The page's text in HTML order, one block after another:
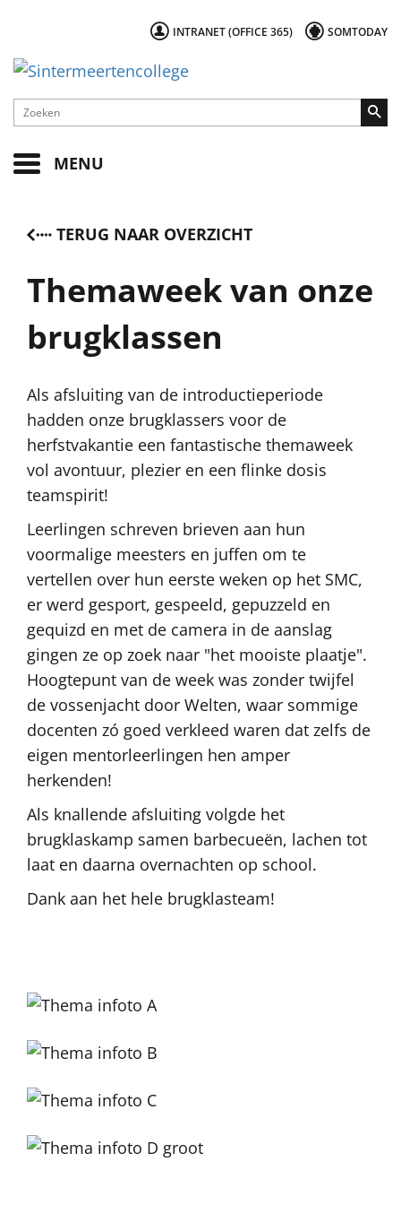
INTRANET (OFFICE 365) SOMTODAY
MENU
TERUG NAAR OVERZICHT
Themaweek van onze
brugklassen
Als afsluiting van de introductieperiode
hadden onze brugklassers voor de
herfstvakantie een fantastische themaweek
vol avontuur, plezier en een flinke dosis
teamspirit!
Leerlingen schreven brieven aan hun
voormalige meesters en juffen om te
vertellen over hun eerste weken op het SMC,
er werd gesport, gespeeld, gepuzzeld en
gequizd en met de camera in de aanslag
gingen ze op zoek naar "het mooiste plaatje".
Hoogtepunt van de week was zonder twijfel
de vossenjacht door Welten, waar sommige
docenten zó goed verkleed waren dat zelfs de
eigen mentorleerlingen hen amper
herkenden!
Als knallende afsluiting volgde het
brugklaskamp samen barbecueën, lachen tot
laat en daarna overnachten op school.
Dank aan het hele brugklasteam!